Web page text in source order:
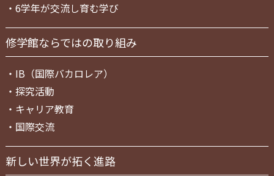
・ 6学年が交流し育む学び
修学館ならではの取り組み
・ IB（国際バカロレア）
・ 探究活動
・ キャリア教育
・ 国際交流
新しい世界が拓く進路